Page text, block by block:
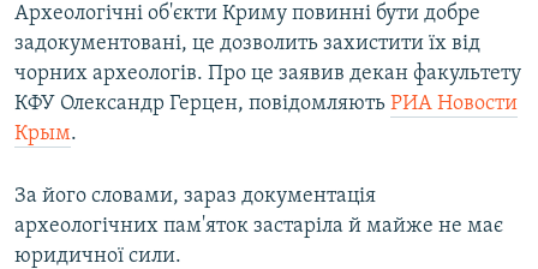
пошуку
ІНТЕРВ'Ю
ВСЕ ЗА ДЕНЬ
СПЕЦПРОЕКТИ
ДЕПОРТАЦІЯ
ВІДЕОУРОКИ «ELIFBE»
СВІДЧЕННЯ ОКУПАЦІЇ
ЯК ОБІЙТИ БЛОКУВАННЯ
Русский
Qırımtatar
Археологічні об'єкти Криму повинні бути добре
задокументовані, це дозволить захистити їх від
чорних археологів. Про це заявив декан факультету
КФУ Олександр Герцен, повідомляють РИА Новости
Крым.
За його словами, зараз документація
археологічних пам'яток застаріла й майже не має
юридичної сили.